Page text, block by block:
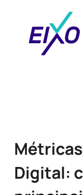
Digital: